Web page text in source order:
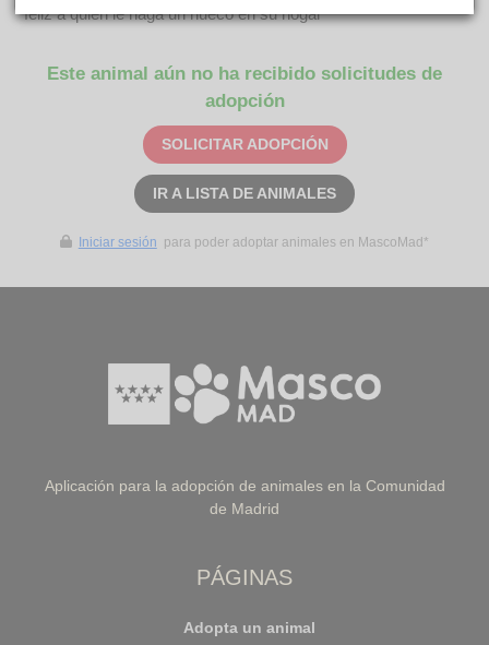
feliz a quien le haga un hueco en su hogar
Este animal aún no ha recibido solicitudes de
adopción
SOLICITAR ADOPCIÓN
IR A LISTA DE ANIMALES
Iniciar sesión para poder adoptar animales en MascoMad*
Aplicación para la adopción de animales en la Comunidad
de Madrid
PÁGINAS
Adopta un animal